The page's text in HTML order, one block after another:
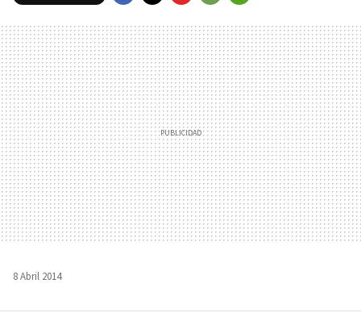
MAIL
8 Abril 2014